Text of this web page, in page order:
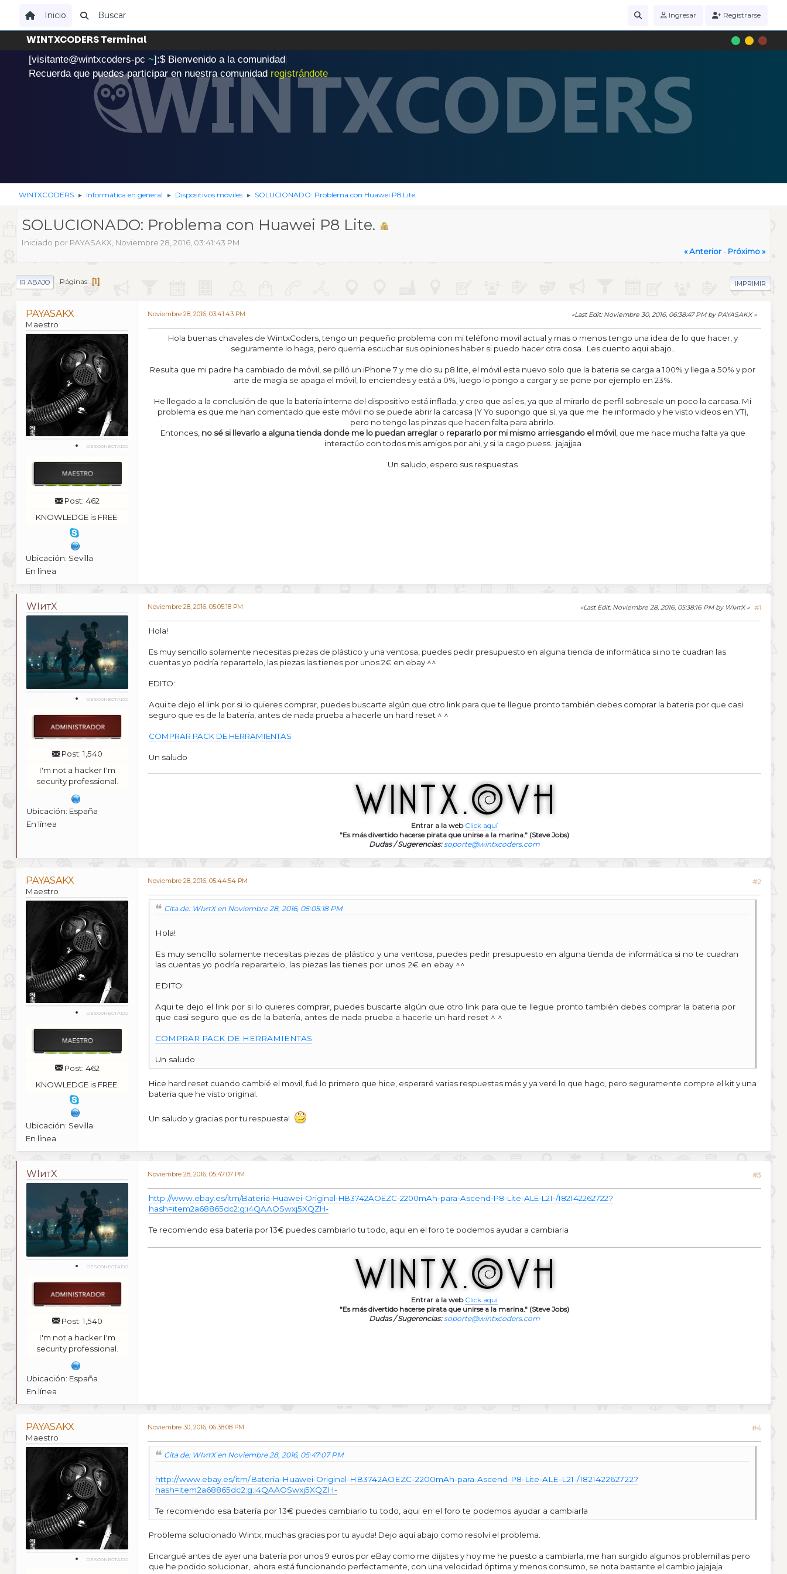
Inicio Buscar Ingresar Registrarse
WINTXCODERS Terminal
[visitante@wintxcoders-pc ~]:$ .Bienvenido a la comunidad
Recuerda que puedes participar en nuestra comunidad registrándote
WINTXCODERS ► Informática en general ► Dispositivos móviles ► SOLUCIONADO: Problema con Huawei P8 Lite.
SOLUCIONADO: Problema con Huawei P8 Lite.
Iniciado por PAYASAKX, Noviembre 28, 2016, 03:41:43 PM
« Anterior- Próximo »
IMPRIMIR
IR ABAJO Páginas 1
PAYASAKX
Maestro
DESCONECTADO
Post: 462
KNOWLEDGE is FREE.
Ubicación: Sevilla
En línea
Noviembre 28, 2016, 03:41:43 PM Last Edit: Noviembre 30, 2016, 06:38:47 PM by PAYASAKX
Hola buenas chavales de WintxCoders, tengo un pequeño problema con mi teléfono movil actual y mas o menos tengo una idea de lo que hacer, y
seguramente lo haga, pero querria escuchar sus opiniones haber si puedo hacer otra cosa.. Les cuento aqui abajo..
Resulta que mi padre ha cambiado de móvil, se pilló un iPhone 7 y me dio su p8 lite, el móvil esta nuevo solo que la bateria se carga a 100% y llega a 50% y por
arte de magia se apaga el móvil, lo enciendes y está a 0%, luego lo pongo a cargar y se pone por ejemplo en 23%.
He llegado a la conclusión de que la batería interna del dispositivo está inflada, y creo que así es, ya que al mirarlo de perfil sobresale un poco la carcasa. Mi
problema es que me han comentado que este móvil no se puede abrir la carcasa (Y Yo supongo que sí, ya que me he informado y he visto videos en YT),
pero no tengo las pinzas que hacen falta para abrirlo.
Entonces, no sé si llevarlo a alguna tienda donde me lo puedan arreglaro repararlo por mi mismo arriesgando el móvil, que me hace mucha falta ya que
interactúo con todos mis amigos por ahi, y si la cago puess.. jajajjaa
Un saludo, espero sus respuestas
WIитX
DESCONECTADO
Post: 1,540
I'm not a hacker I'm
security professional.
Ubicación: España
En línea
Noviembre 28, 2016, 05:05:18 PM #1
Last Edit: Noviembre 28, 2016, 05:38:16 PM by WIитX
Hola!
Es muy sencillo solamente necesitas piezas de plástico y una ventosa, puedes pedir presupuesto en alguna tienda de informática si no te cuadran las
cuentas yo podría reparartelo, las piezas las tienes por unos 2€ en ebay ^^
EDITO:
Aqui te dejo el link por si lo quieres comprar, puedes buscarte algún que otro link para que te llegue pronto también debes comprar la bateria por que casi
seguro que es de la batería, antes de nada prueba a hacerle un hard reset ^ ^
COMPRAR PACK DE HERRAMIENTAS
Un saludo
Entrar a la web Click aquí
"Es más divertido hacerse pirata que unirse a la marina." (Steve Jobs)
Dudas / Sugerencias: soporte@wintxcoders.com
PAYASAKX
Maestro
DESCONECTADO
Post: 462
KNOWLEDGE is FREE.
Ubicación: Sevilla
En línea
Noviembre 28, 2016, 05:44:54 PM #2
Cita de: WIитX en Noviembre 28, 2016, 05:05:18 PM
Hola!
Es muy sencillo solamente necesitas piezas de plástico y una ventosa, puedes pedir presupuesto en alguna tienda de informática si no te cuadran
las cuentas yo podría reparartelo, las piezas las tienes por unos 2€ en ebay ^^
EDITO:
Aqui te dejo el link por si lo quieres comprar, puedes buscarte algún que otro link para que te llegue pronto también debes comprar la bateria por
que casi seguro que es de la batería, antes de nada prueba a hacerle un hard reset ^ ^
COMPRAR PACK DE HERRAMIENTAS
Un saludo
Hice hard reset cuando cambié el movil, fué lo primero que hice, esperaré varias respuestas más y ya veré lo que hago, pero seguramente compre el kit y una
bateria que he visto original.
Un saludo y gracias por tu respuesta!
WIитX
DESCONECTADO
Post: 1,540
I'm not a hacker I'm
security professional.
Ubicación: España
En línea
Noviembre 28, 2016, 05:47:07 PM #3
http://www.ebay.es/itm/Bateria-Huawei-Original-HB3742AOEZC-2200mAh-para-Ascend-P8-Lite-ALE-L21-/182142262722?
hash=item2a68865dc2:g:i4QAAOSwxj5XQZH-
Te recomiendo esa batería por 13€ puedes cambiarlo tu todo, aqui en el foro te podemos ayudar a cambiarla
Entrar a la web Click aquí
"Es más divertido hacerse pirata que unirse a la marina." (Steve Jobs)
Dudas / Sugerencias: soporte@wintxcoders.com
PAYASAKX
Maestro
DESCONECTADO
Noviembre 30, 2016, 06:38:08 PM #4
Cita de: WIитX en Noviembre 28, 2016, 05:47:07 PM
http://www.ebay.es/itm/Bateria-Huawei-Original-HB3742AOEZC-2200mAh-para-Ascend-P8-Lite-ALE-L21-/182142262722?
hash=item2a68865dc2:g:i4QAAOSwxj5XQZH-
Te recomiendo esa batería por 13€ puedes cambiarlo tu todo, aqui en el foro te podemos ayudar a cambiarla
Problema solucionado Wintx, muchas gracias por tu ayuda! Dejo aquí abajo como resolví el problema.
Encargué antes de ayer una batería por unos 9 euros por eBay como me diijstes y hoy me he puesto a cambiarla, me han surgido algunos problemillas pero
que he podido solucionar, ahora está funcionando perfectamente, con una velocidad óptima y menos consumo, se nota bastante el cambio jajajaja